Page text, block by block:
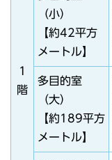
1
階
（小）
【約42平方
メートル】
多目的室
（大）
【約189平方
メートル】